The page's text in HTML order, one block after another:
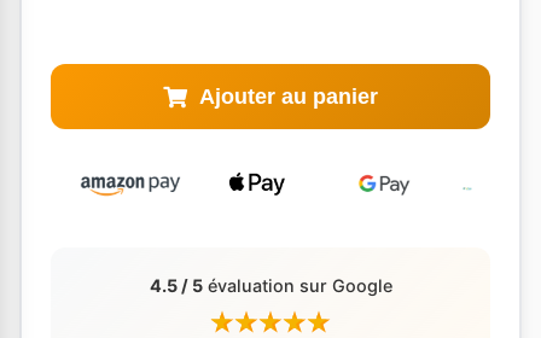
Ajouter au panier
4.5 / 5évaluation sur Google